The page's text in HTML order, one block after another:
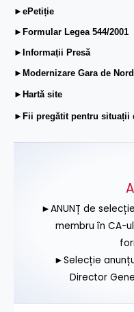
►ePetiție
►Formular Legea 544/2001
►Informații Presă
►Modernizare Gara de Nord
►Hartă site
►Fii pregătit pentru situații
►ANUNȚ de
membru în CA-ul
►Selecție
Director